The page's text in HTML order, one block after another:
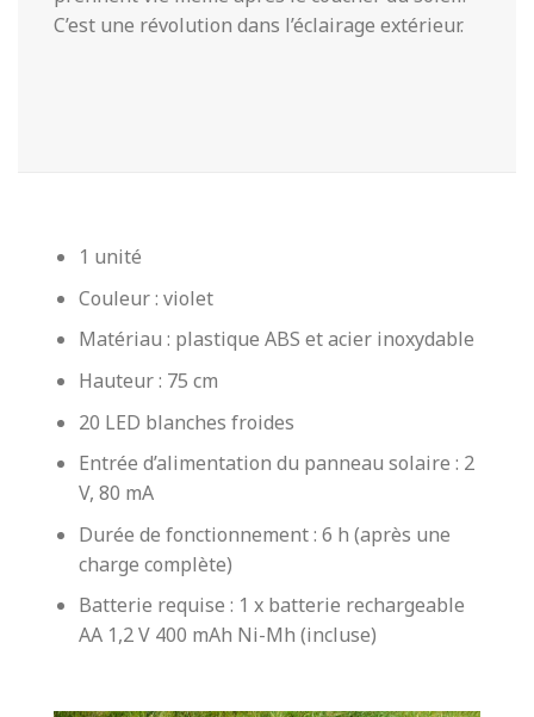
C’est une révolution dans l’éclairage extérieur.
1 unité
Couleur : violet
Matériau : plastique ABS et acier inoxydable
Hauteur : 75 cm
20 LED blanches froides
Entrée d’alimentation du panneau solaire : 2
V, 80 mA
Durée de fonctionnement : 6 h (après une
charge complète)
Batterie requise : 1 x batterie rechargeable
AA 1,2 V 400 mAh Ni-Mh (incluse)